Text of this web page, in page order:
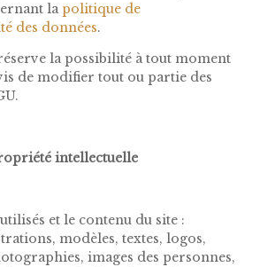
lapolitique de
des données.
la possibilité à tout moment
de modifier tout ou partie des
intellectuelle
et le contenu du site :
modèles, textes, logos,
images des personnes,